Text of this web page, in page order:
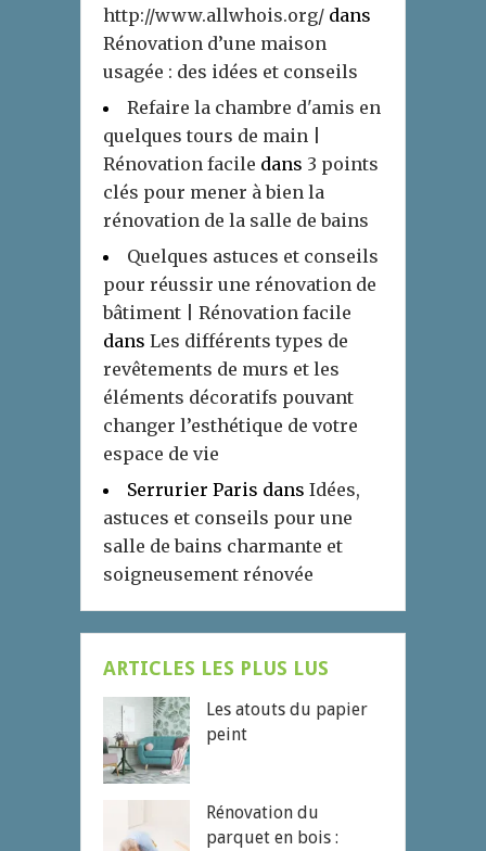
http://www.allwhois.org/ dans
Rénovation d’une maison
usagée : des idées et conseils
Refaire la chambre d'amis en
quelques tours de main |
Rénovation facile dans 3 points
clés pour mener à bien la
rénovation de la salle de bains
Quelques astuces et conseils
pour réussir une rénovation de
bâtiment | Rénovation facile
dans Les différents types de
revêtements de murs et les
éléments décoratifs pouvant
changer l’esthétique de votre
espace de vie
Serrurier Paris dans Idées,
astuces et conseils pour une
salle de bains charmante et
soigneusement rénovée
ARTICLES LES PLUS LUS
Les atouts du papier
peint
Rénovation du
parquet en bois :